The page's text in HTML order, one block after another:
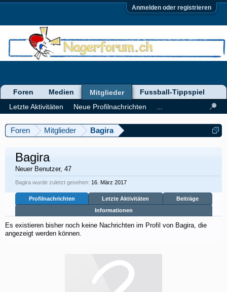
Anmelden oder registrieren
Foren Mitglieder Bagira
Bagira
Neuer Benutzer, 47
Bagira wurde zuletzt gesehen: 16. März 2017
Profilnachrichten Letzte Aktivitäten
Beiträge
Informationen
Es existieren bisher noch keine Nachrichten im Profil von Bagira, die
angezeigt werden können.
Foren Medien
Mitglieder
Letzte Aktivitäten
Neue Profilnachrichten
Fussball-Tippspiel